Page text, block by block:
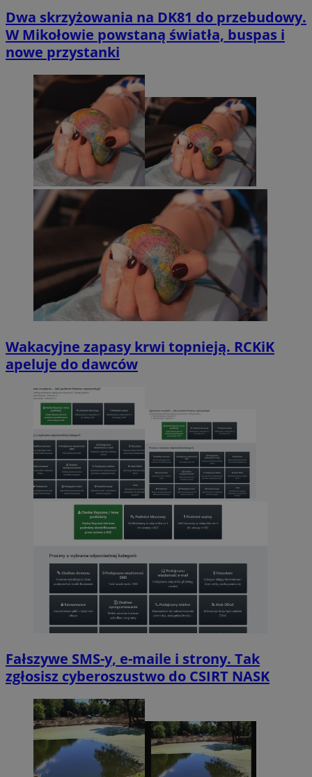
Dwa skrzyżowania na DK81 do przebudowy.
W Mikołowie powstaną światła, buspas i
nowe przystanki
Wakacyjne zapasy krwi topnieją. RCKiK
apeluje do dawców
Fałszywe SMS-y, e-maile i strony. Tak
zgłosisz cyberoszustwo do CSIRT NASK